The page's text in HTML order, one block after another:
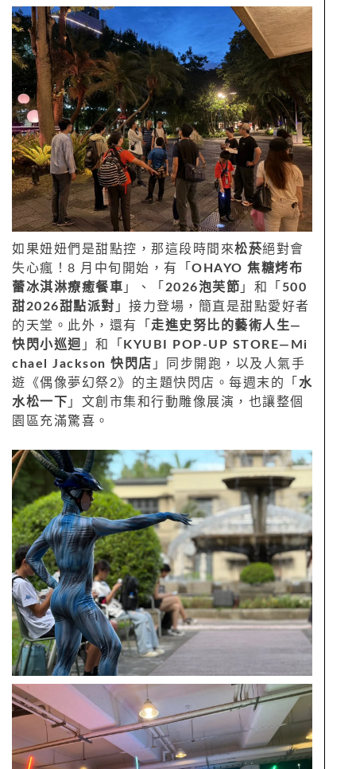
如果妞妞們是甜點控，那這段時間來松菸絕對會
失心瘋！8 月中旬開始，有「 OHAYO 焦糖烤布
蕾冰淇淋療癒餐車 」、「 2026泡芙節 」和「 500
甜2026甜點派對 」接力登場，簡直是甜點愛好者
的天堂。此外，還有「 走進史努比的藝術人生—
快閃小巡迴 」和「 KYUBI POP-UP STORE—Mi
chael Jackson 快閃店 」同步開跑，以及人氣手
遊《偶像夢幻祭2》的主題快閃店。每週末的「 水
水松一下 」文創市集和行動雕像展演，也讓整個
園區充滿驚喜。